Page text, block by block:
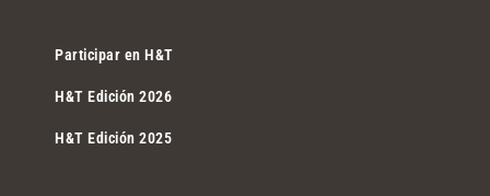
Participar en H&T
H&T Edición 2026
H&T Edición 2025